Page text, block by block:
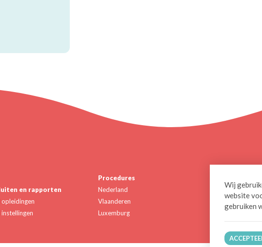
Wij
website
gebruiken
en rapporten
Procedures
Nederland
Vlaanderen
Luxemburg
Volg ons op
Linkedin